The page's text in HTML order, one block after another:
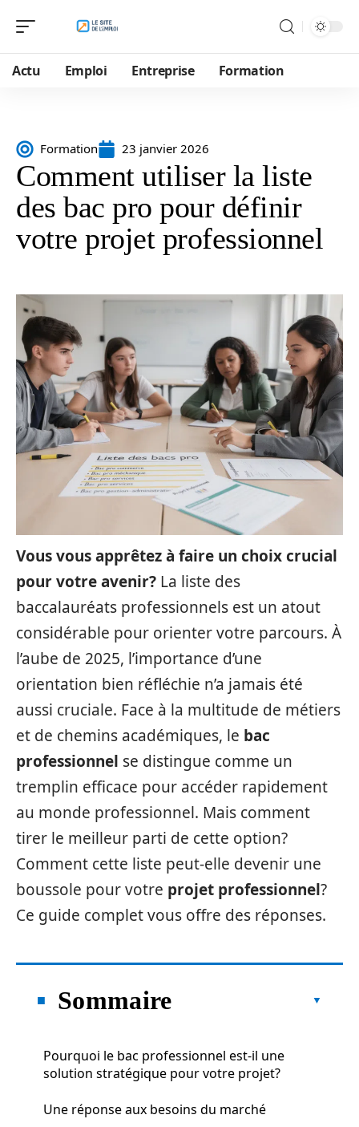
Actu Emploi Entreprise Formation
Formation 23 janvier 2026
Comment utiliser la liste
des bac pro pour définir
votre projet professionnel
Vous vous apprêtez à faire un choix crucial
pour votre avenir? La liste des
baccalauréats professionnels est un atout
considérable pour orienter votre parcours. À
l’aube de 2025, l’importance d’une
orientation bien réfléchie n’a jamais été
aussi cruciale. Face à la multitude de métiers
et de chemins académiques, le bac
professionnel se distingue comme un
tremplin efficace pour accéder rapidement
au monde professionnel. Mais comment
tirer le meilleur parti de cette option?
Comment cette liste peut-elle devenir une
boussole pour votre projet professionnel?
Ce guide complet vous offre des réponses.
Sommaire
Pourquoi le bac professionnel est-il une
solution stratégique pour votre projet?
Une réponse aux besoins du marché